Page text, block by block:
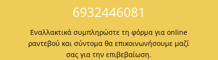
6932446081
Εναλλακτικά συμπληρώστε τη φόρμα για online
ραντεβού και σύντομα θα επικοινωνήσουμε μαζί
σας για την επιβεβαίωση.